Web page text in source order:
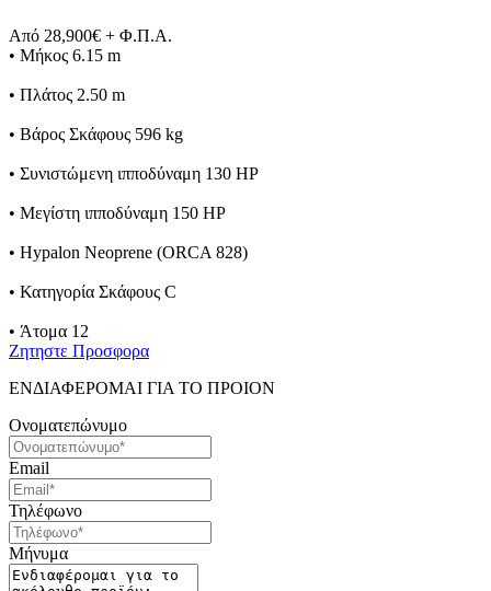
Από 28,900€ + Φ.Π.Α.
• Μήκος 6.15 m
• Πλάτος 2.50 m
• Βάρος Σκάφους 596 kg
• Συνιστώμενη ιπποδύναμη 130 HP
• Μεγίστη ιπποδύναμη 150 HP
• Hypalon Neoprene (ORCA 828)
• Κατηγορία Σκάφους C
• Άτομα 12
Ζητηστε Προσφορα
ΕΝΔΙΑΦΕΡΟΜΑΙ ΓΙΑ ΤΟ ΠΡΟΙΟΝ
Ονοματεπώνυμο
Email
Τηλέφωνο
Μήνυμα